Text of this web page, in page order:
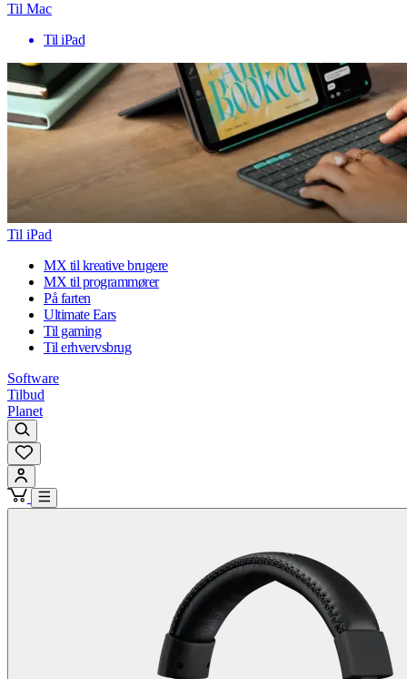
Til Mac
Til iPad
Til iPad
MX til kreative brugere
MX til programmører
På farten
Ultimate Ears
Til gaming
Til erhvervsbrug
Software
Tilbud
Planet